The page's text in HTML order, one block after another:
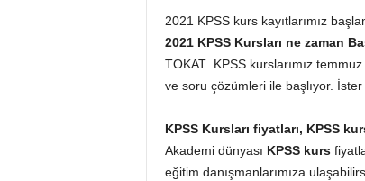
2021 KPSS kurs kayıtlarımız
2021 KPSS Kursları ne zaman
TOKAT KPSS kurslarımız
ve soru çözümleri ile başlıyor.
KPSS Kursları fiyatları, KPSS
Akademi dünyası KPSS kurs
eğitim danışmanlarımıza